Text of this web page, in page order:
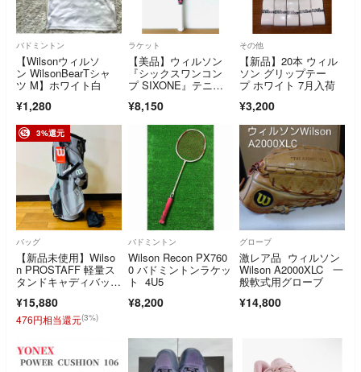
バドミントン
【Wilsonウィルソ
ン WilsonBearTシャ
ツ M】ホワイト白
¥1,280
ラケット
【美品】ウィルソン
『シックスワンコン
プ SIXONE』テニス
¥8,150
その他
【新品】20本 ウィル
ソン グリップテー
プ ホワイト 7月入荷
¥3,200
3%還元
バッグ
【新品未使用】Wilso
n PROSTAFF 軽量ス
タンドキャディバッ
¥15,880
476円相当還元(3%)
バドミントン
Wilson Recon PX760
0 バドミントンラケッ
ト 4U5
¥8,200
グローブ
激レア品 ウィルソン
Wilson A2000XLC 一
般軟式用グローブ
¥14,800